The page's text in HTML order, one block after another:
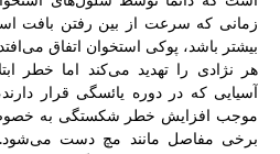
زمانی که سرعت از بین رفتن بافت
بیشتر باشد، پوکی استخوان اتفاق
هر نژادی را تهدید می‌کند اما خطر
آسیایی که در دوره یائسگی قرار
موجب افزایش خطر شکستگی به
برخی مفاصل مانند مچ دست می‌شود.